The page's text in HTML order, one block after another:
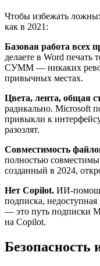
Чтобы избежать
как в 2021:
Базовая работа всех
делаете в Word
СУММ — никаких
привычных местах.
Цвета, лента, общая
радикально. Microsoft
привыкли к
разозлят.
Совместимость
полностью
созданный в 2024,
Нет Copilot. ИИ-
подписка,
— это путь подписки
на Copilot.
Безопасность